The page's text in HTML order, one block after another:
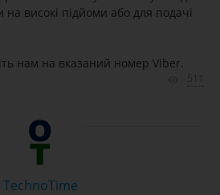
високі підйоми або для подачі
нам на вказаний номер Viber.
TechnoTime